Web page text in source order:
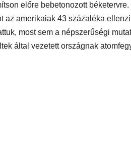
előre bebetonozott
az amerikaiak 43 százaléka
most sem a népszerűségi
által vezetett országnak